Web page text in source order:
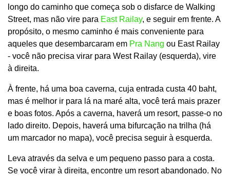
longo do caminho que começa sob o disfarce de Walking
Street, mas não vire para East Railay, e seguir em frente. A
propósito, o mesmo caminho é mais conveniente para
aqueles que desembarcaram em Pra Nang ou East Railay
- você não precisa virar para West Railay (esquerda), vire
à direita.
À frente, há uma boa caverna, cuja entrada custa 40 baht,
mas é melhor ir para lá na maré alta, você terá mais prazer
e boas fotos. Após a caverna, haverá um resort, passe-o no
lado direito. Depois, haverá uma bifurcação na trilha (há
um marcador no mapa), você precisa seguir à esquerda.
Leva através da selva e um pequeno passo para a costa.
Se você virar à direita, encontre um resort abandonado. No